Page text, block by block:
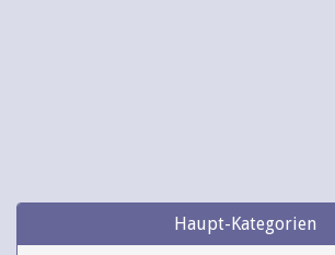
Haupt-Kategorien